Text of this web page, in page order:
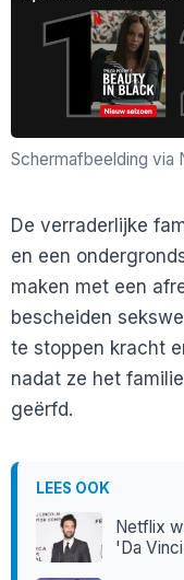
Schermafbeelding via
De verraderlijke
en een
maken met een
bescheiden
te stoppen kracht
nadat ze het
geërfd.
LEES OOK
Netflix
'Da